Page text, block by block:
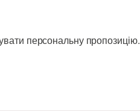
персональну пропозицію.